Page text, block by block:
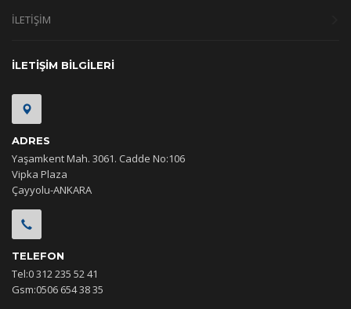
İLETİŞİM
İLETİŞİM BİLGİLERİ
ADRES
Yaşamkent Mah. 3061. Cadde No:106
Vipka Plaza
Çayyolu-ANKARA
TELEFON
Tel:0 312 235 52 41
Gsm:0506 654 38 35